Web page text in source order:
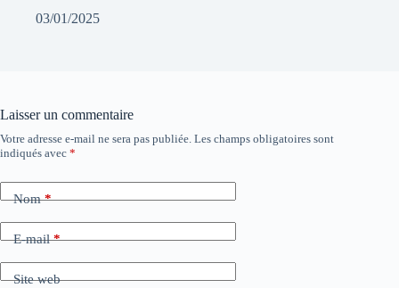
03/01/2025
Laisser un commentaire
Votre adresse e-mail ne sera pas publiée. Les champs obligatoires sont
indiqués avec *
Nom*
E-mail*
Site web